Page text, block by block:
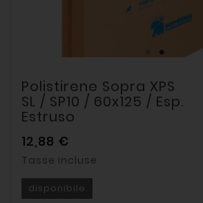
Polistirene Sopra XPS
SL / SP10 / 60x125 / Esp.
Estruso
12,88 €
Tasse incluse
disponibile